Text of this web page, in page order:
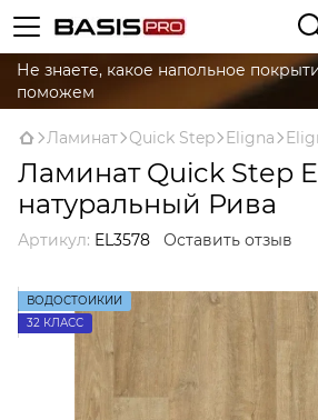
Не знаете, какое напольное
поможем
Ламинат Quick Step Eligna
Ламинат Quick Step
натуральный Рива
Артикул: EL3578 Оставить отзыв
ВОДОСТОЙКИЙ
32 КЛАСС